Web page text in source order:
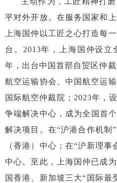
平对外开放。在服务国家和
上海国仲以工匠之心打造每
台。 2013年，上海国仲设立
年，出台中国首部自贸区仲
航空运输协会、中国航空运
国际航空仲裁院；2023年，
争端解决中心，成为全国首
解决项目。在“沪港合作机制
（香港）中心；在“沪新理
中心。至此，上海国仲已成
国香港、新加坡三大“国际最